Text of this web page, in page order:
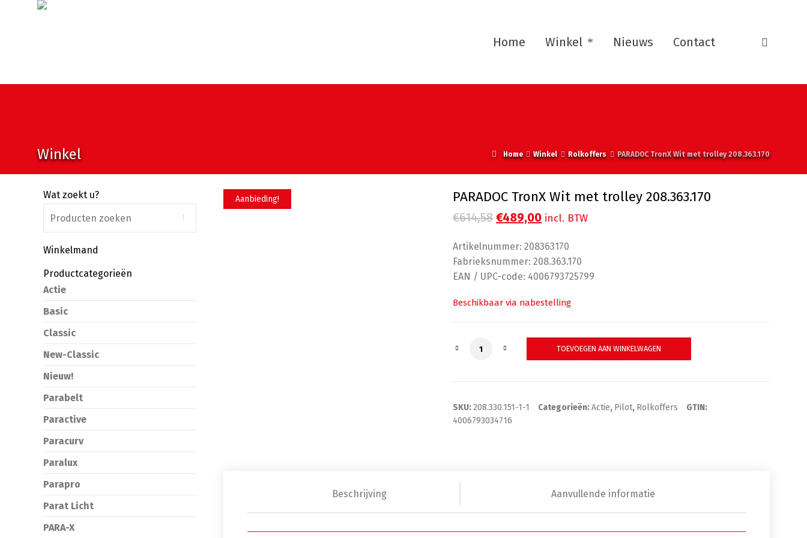
Home Winkel Nieuws Contact
Winkel Home Winkel Rolkoffers PARADOC TronX Wit met trolley 208.363.170
Aanbieding! PARADOC TronX Wit met trolley 208.363.170
€614,58 Oorspronkelijke
€614,58.
€489,00Huidige
is:
€489,00.
incl. BTW
Artikelnummer: 208363170
Fabrieksnummer: 208.363.170
EAN / UPC-code: 4006793725799
Beschikbaar via nabestelling
PARADOC TronX Wit met trolley 208.363.170 aantal
TOEVOEGEN AAN WINKELWAGEN
SKU:208.330.151-1-1 Categorieën:Actie, Pilot, Rolkoffers
GTIN:
4006793034716
Beschrijving Aanvullende informatie
Wat zoekt u?
Winkelmand
Productcategorieën
Actie
Basic
Classic
New-Classic
Nieuw!
Parabelt
Paractive
Paracurv
Paralux
Parapro
Parat Licht
PARA-X